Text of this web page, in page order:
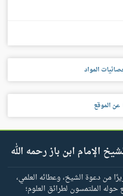
المواد
عن الموقع
الإمام ابن باز رحمه الله
من دعوة الشيخ، وعطائه العلمي،
حوله الملتمسون لطرائق العلوم؛